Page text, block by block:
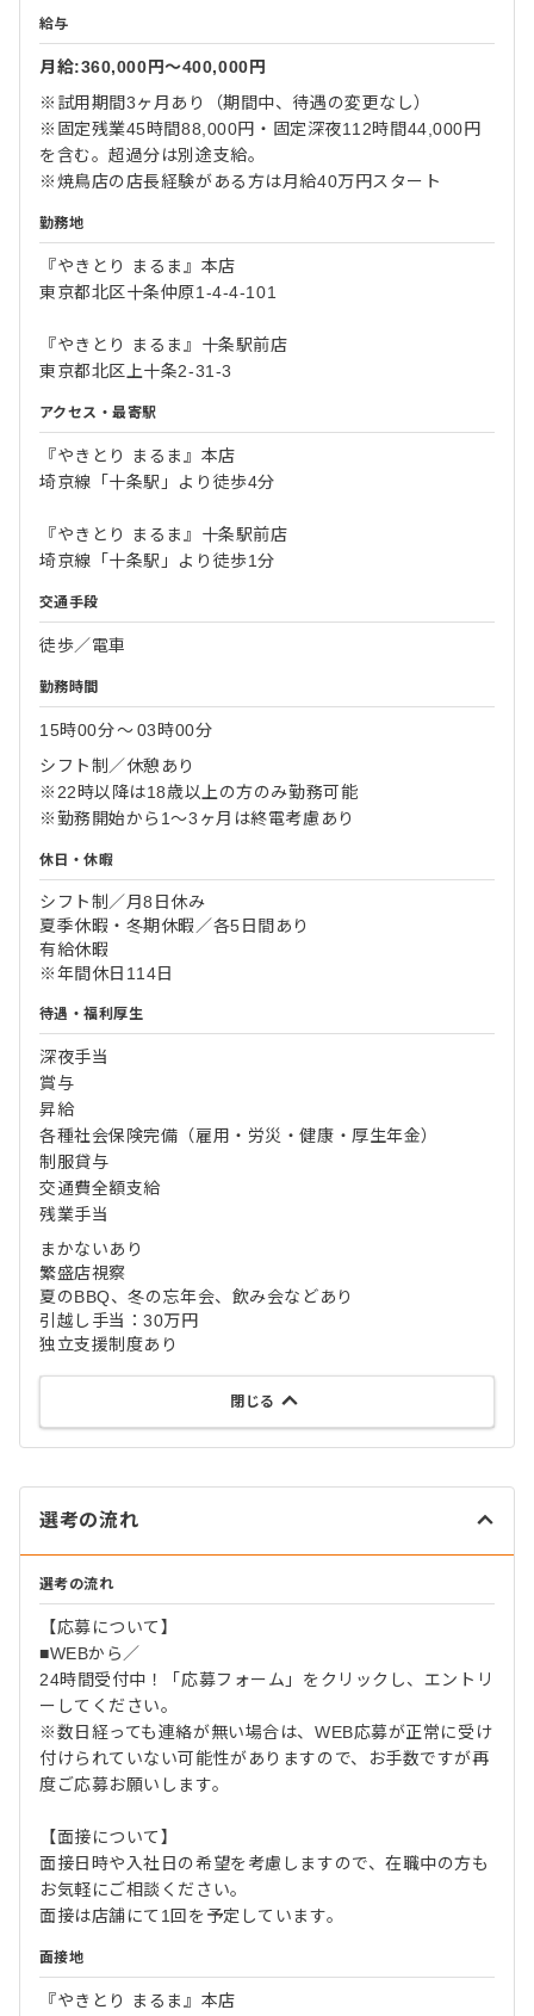
給与
月給:360,000円〜400,000円
※試用期間3ヶ月あり（期間中、待遇の変更なし）
※固定残業45時間88,000円・固定深夜112時間44,000円
を含む。超過分は別途支給。
※焼鳥店の店長経験がある方は月給40万円スタート
勤務地
『やきとり まるま』本店
東京都北区十条仲原1-4-4-101
『やきとり まるま』十条駅前店
東京都北区上十条2-31-3
アクセス・最寄駅
『やきとり まるま』本店
埼京線「十条駅」より徒歩4分
『やきとり まるま』十条駅前店
埼京線「十条駅」より徒歩1分
交通手段
徒歩／電車
勤務時間
15時00分〜03時00分
シフト制／休憩あり
※22時以降は18歳以上の方のみ勤務可能
※勤務開始から1～3ヶ月は終電考慮あり
休日・休暇
シフト制／月8日休み
夏季休暇・冬期休暇／各5日間あり
有給休暇
※年間休日114日
待遇・福利厚生
深夜手当
賞与
昇給
各種社会保険完備（雇用・労災・健康・厚生年金）
制服貸与
交通費全額支給
残業手当
まかないあり
繁盛店視察
夏のBBQ、冬の忘年会、飲み会などあり
引越し手当：30万円
独立支援制度あり
閉じる
選考の流れ
選考の流れ
【応募について】
■WEBから／
24時間受付中！「応募フォーム」をクリックし、エントリ
ーしてください。
※数日経っても連絡が無い場合は、WEB応募が正常に受け
付けられていない可能性がありますので、お手数ですが再
度ご応募お願いします。
【面接について】
面接日時や入社日の希望を考慮しますので、在職中の方も
お気軽にご相談ください。
面接は店舗にて1回を予定しています。
面接地
『やきとり まるま』本店